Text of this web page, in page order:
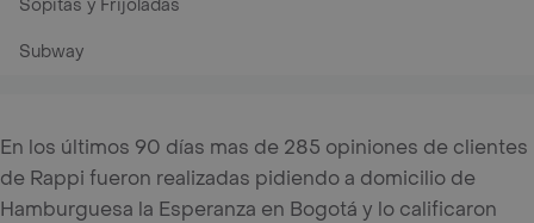
Sopitas y Frijoladas
Subway
En los últimos 90 días mas de 285 opiniones de clientes
de Rappi fueron realizadas pidiendo a domicilio de
Hamburguesa la Esperanza en Bogotá y lo calificaron